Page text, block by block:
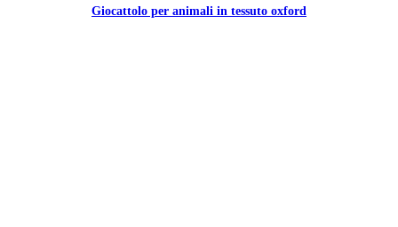
Giocattolo per animali in tessuto oxford